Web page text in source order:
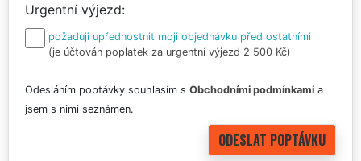
Urgentní výjezd
požaduji upřednostnit moji objednávku před ostatními
(je účtován poplatek za urgentní výjezd 2 500 Kč)
Odesláním poptávky souhlasím s Obchodními podmínkami a
jsem s nimi seznámen.